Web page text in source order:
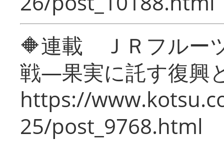
🔶連載 ＪＲフルー
戦―果実に託す復興
https://
25/post_9768.html